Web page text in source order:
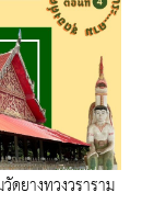
ยางทวงวราราม